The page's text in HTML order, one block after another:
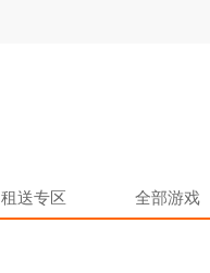
租送专区 全部游戏